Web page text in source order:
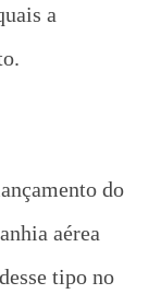
a
do
aérea
tipo no